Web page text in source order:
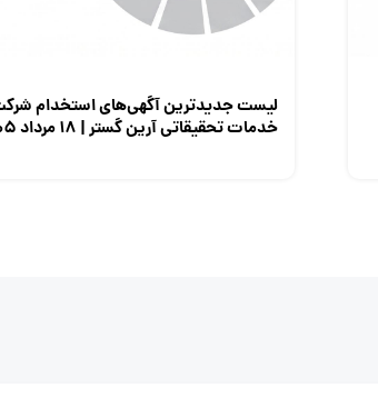
لیست جدیدترین آگهی‌های استخدام
خدمات تحقیقاتی آرین گستر | ۱۸ مرداد ۱۴۰۵